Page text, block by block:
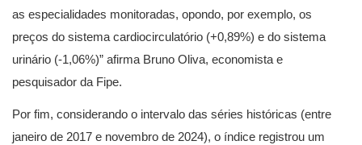
as especialidades monitoradas, opondo, por exemplo, os
preços do sistema cardiocirculatório (+0,89%) e do sistema
urinário (-1,06%)” afirma Bruno Oliva, economista e
pesquisador da Fipe.
Por fim, considerando o intervalo das séries históricas (entre
janeiro de 2017 e novembro de 2024), o índice registrou um